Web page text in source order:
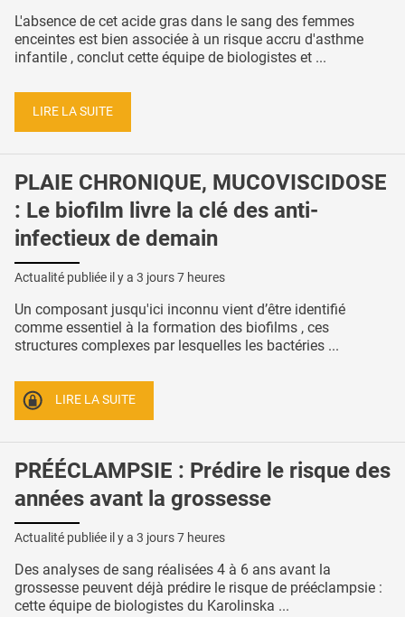
L'absence de cet acide gras dans le sang des femmes
enceintes est bien associée à un risque accru d'asthme
infantile , conclut cette équipe de biologistes et ...
LIRE LA SUITE
PLAIE CHRONIQUE, MUCOVISCIDOSE
: Le biofilm livre la clé des anti-
infectieux de demain
Actualité publiée il y a 3 jours 7 heures
Un composant jusqu'ici inconnu vient d’être identifié
comme essentiel à la formation des biofilms , ces
structures complexes par lesquelles les bactéries ...
LIRE LA SUITE
PRÉÉCLAMPSIE : Prédire le risque des
années avant la grossesse
Actualité publiée il y a 3 jours 7 heures
Des analyses de sang réalisées 4 à 6 ans avant la
grossesse peuvent déjà prédire le risque de prééclampsie :
cette équipe de biologistes du Karolinska ...